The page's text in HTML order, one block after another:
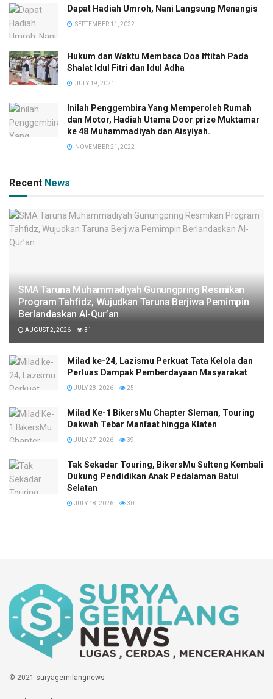
Dapat Hadiah Umroh, Nani Langsung Menangis
SEPTEMBER 11, 2022
Hukum dan Waktu Membaca Doa Iftitah Pada
Shalat Idul Fitri dan Idul Adha
JULY 19, 2021
Inilah Penggembira Yang Memperoleh Rumah
dan Motor, Hadiah Utama Door prize Muktamar
ke 48 Muhammadiyah dan Aisyiyah.
NOVEMBER 21, 2022
Recent News
SMA Taruna Muhammadiyah Gunungpring Resmikan
Program Tahfidz, Wujudkan Taruna Berjiwa Pemimpin
Berlandaskan Al-Qur’an
AUGUST 2, 2026 31
Milad ke-24, Lazismu Perkuat Tata Kelola dan
Perluas Dampak Pemberdayaan Masyarakat
JULY 28, 2026 25
Milad Ke-1 BikersMu Chapter Sleman, Touring
Dakwah Tebar Manfaat hingga Klaten
JULY 27, 2026 39
Tak Sekadar Touring, BikersMu Sulteng Kembali
Dukung Pendidikan Anak Pedalaman Batui
Selatan
JULY 18, 2026 30
© 2021 suryagemilangnews